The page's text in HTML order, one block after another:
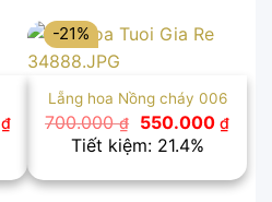
₫Giá
hiện
là:
500.000 ₫.
-21%
Lẵng hoa Nồng cháy 006
700.000₫
Giá
gốc
là:
550.000 ₫Giá
hiện
là:
Tiết kiệm: 21.4%